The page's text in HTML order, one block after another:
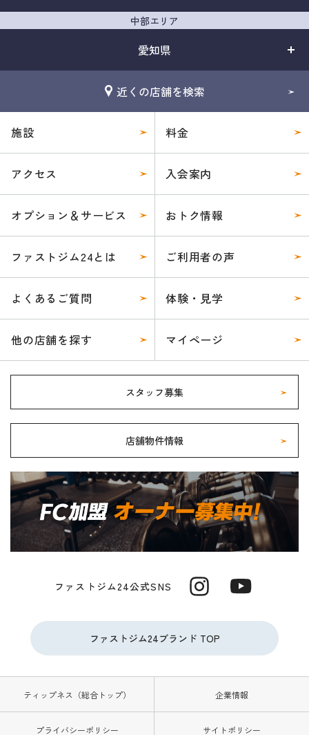
中部エリア
愛知県
近くの店舗を検索
施設 料金
アクセス 入会案内
オプション＆サービス おトク情報
ファストジム24とは ご利用者の声
よくあるご質問 体験・見学
他の店舗を探す マイページ
スタッフ募集
店舗物件情報
ファストジム24公式SNS
ファストジム24ブランド TOP
ティップネス（総合トップ） 企業情報
プライバシーポリシー サイトポリシー